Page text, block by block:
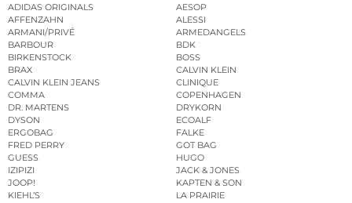
ADIDAS ORIGINALS
AESOP
AFFENZAHN
ALESSI
ARMANI/PRIVÉ
ARMEDANGELS
BARBOUR
BDK
BIRKENSTOCK
BOSS
BRAX
CALVIN KLEIN
CALVIN KLEIN JEANS
CLINIQUE
COMMA
COPENHAGEN
DR. MARTENS
DRYKORN
DYSON
ECOALF
ERGOBAG
FALKE
FRED PERRY
GOT BAG
GUESS
HUGO
IZIPIZI
JACK & JONES
JOOP!
KAPTEN & SON
KIEHL’S
LA PRAIRIE